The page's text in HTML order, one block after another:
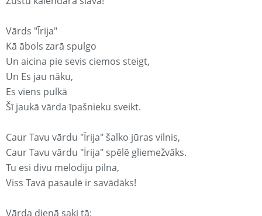
Vārds "Īrija"
Kā ābols zarā spulgo
Un aicina pie sevis ciemos steigt,
Un Es jau nāku,
Es viens pulkā
Šī jaukā vārda īpašnieku sveikt.
Caur Tavu vārdu "Īrija" šalko jūras vilnis,
Caur Tavu vārdu "Īrija" spēlē gliemežvāks.
Tu esi divu melodiju pilna,
Viss Tavā pasaulē ir savādāks!
Vārda dienā saki tā: